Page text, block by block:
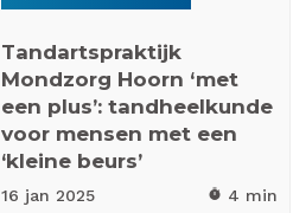
Tandartspraktijk
Mondzorg Hoorn ‘met
een plus’: tandheelkunde
voor mensen met een
‘kleine beurs’
16 jan 2025 timer 4 min